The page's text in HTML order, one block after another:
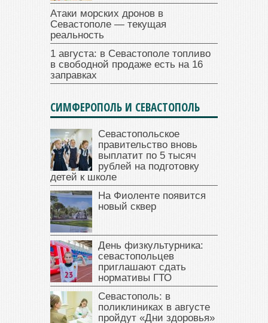
Атаки морских дронов в
Севастополе — текущая
реальность
1 августа: в Севастополе топливо
в свободной продаже есть на 16
заправках
СИМФЕРОПОЛЬ И СЕВАСТОПОЛЬ
Севастопольское
правительство вновь
выплатит по 5 тысяч
рублей на подготовку
детей к школе
На Фиоленте появится
новый сквер
День физкультурника:
севастопольцев
приглашают сдать
нормативы ГТО
Севастополь: в
поликлиниках в августе
пройдут «Дни здоровья»